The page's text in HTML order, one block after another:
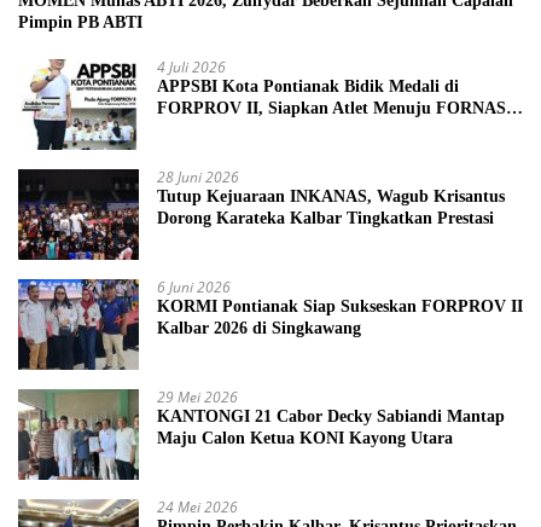
Pimpin PB ABTI
4 Juli 2026
APPSBI Kota Pontianak Bidik Medali di
FORPROV II, Siapkan Atlet Menuju FORNAS
28 Juni 2026
Tutup Kejuaraan INKANAS, Wagub Krisantus
Dorong Karateka Kalbar Tingkatkan Prestasi
6 Juni 2026
KORMI Pontianak Siap Sukseskan FORPROV II
Kalbar 2026 di Singkawang
29 Mei 2026
KANTONGI 21 Cabor Decky Sabiandi Mantap
Maju Calon Ketua KONI Kayong Utara
24 Mei 2026